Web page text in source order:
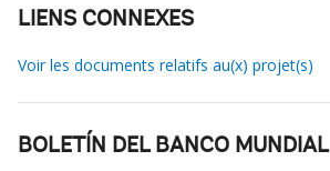
LIENS CONNEXES
Voir les documents relatifs au(x) projet(s)
BOLETÍN DEL BANCO MUNDIAL